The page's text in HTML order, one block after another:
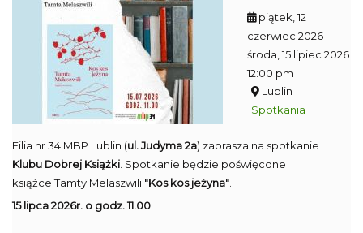
piątek, 12
czerwiec 2026-
środa, 15 lipiec 2026
12:00 pm
Lublin
Spotkania
Filia nr 34 MBP Lublin (ul. Judyma 2a) zaprasza na spotkanie
Klubu Dobrej Książki . Spotkanie będzie poświęcone
książce Tamty Melaszwili "Kos kos jeżyna"
15 lipca 2026r. o godz. 11.00